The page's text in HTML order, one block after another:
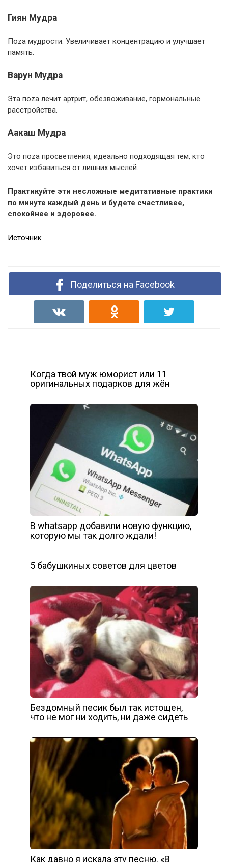
Гиян Мудра
Поzа мудрости. Увеличивает концентрацию и улучшает
память.
Варун Мудра
Эта поzа лечит артрит, обезвоживание, гормональные
расстройства.
Аакаш Мудра
Это поzа просветления, идеально подходящая тем, кто
хочет избавиться от лишних мыслей.
Практикуйте эти несложные медитативные практики
по минуте каждый день и будете счастливее,
спокойнее и здоровее.
Источник
Поделиться на Facebook
Когда твой муж юморист или 11
оригинальных подарков для жён
В whatsapp добавили новую функцию,
которую мы так долго ждали!
5 бабушкиных советов для цветов
Бездомный песик был так истощен,
что не мог ни ходить, ни даже сидеть
Как давно я искала эту песню. «В